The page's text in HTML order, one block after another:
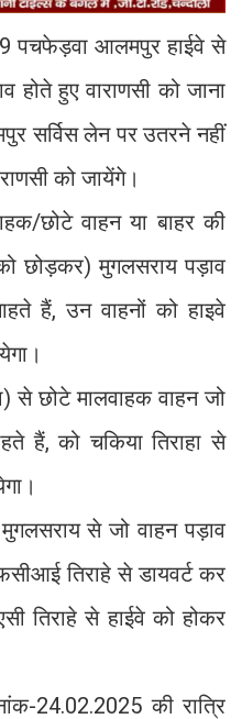
पचफेड़वा आलमपुर हाईवे से
होते हुए वाराणसी को जाना
सर्विस लेन पर उतरने नहीं
को जायेंगे।
छोटे वाहन या बाहर की
छोड़कर) मुगलसराय पड़ाव
हैं, उन वाहनों को हाइवे
से छोटे मालवाहक वाहन जो
हैं, को चकिया तिराहा से
से जो वाहन पड़ाव
तिराहे से डायवर्ट कर
तिराहे से हाईवे को होकर
24.02.2025 की रात्रि